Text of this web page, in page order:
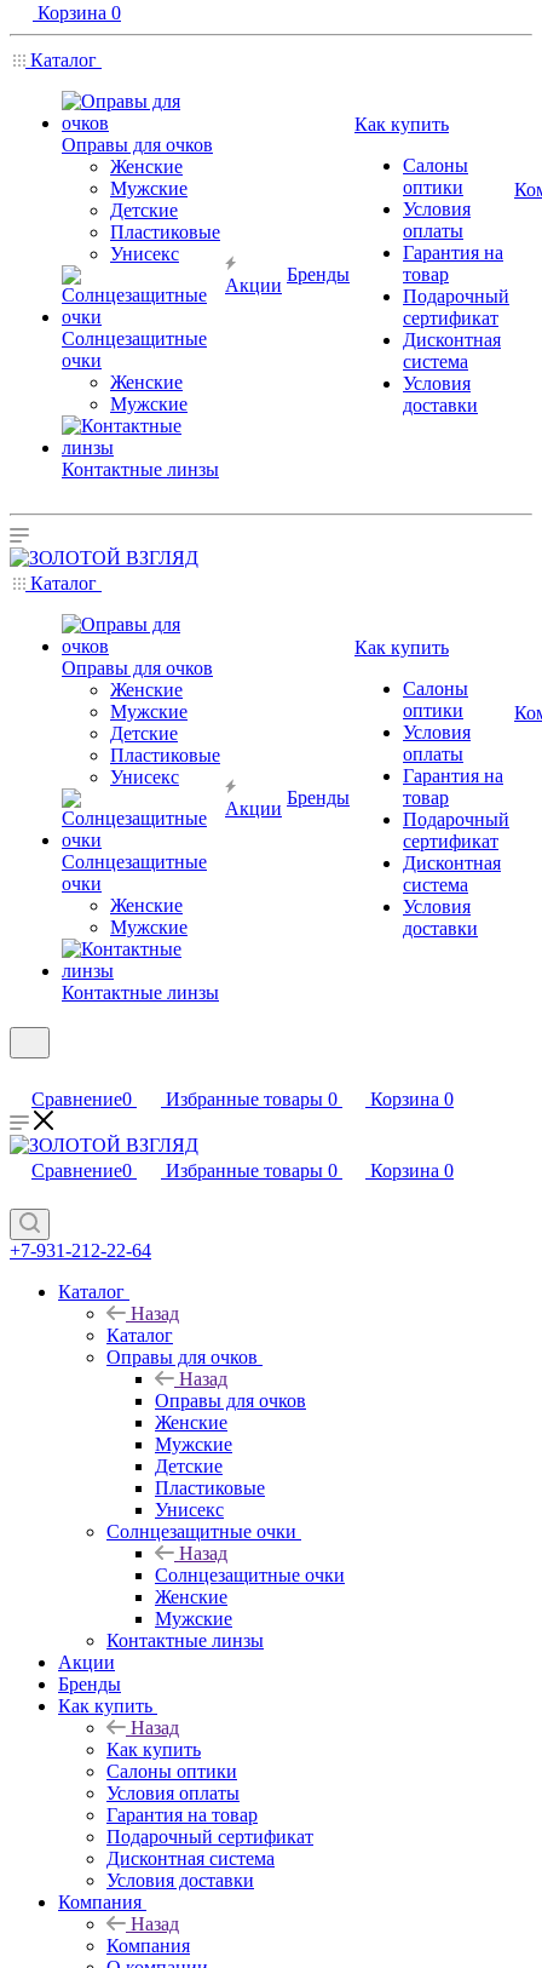
Корзина 0
Каталог
Оправы для очков
Женские
Мужские
Детские
Пластиковые
Унисекс
Солнцезащитные
очки
Женские
Мужские
Контактные линзы
Акции
Бренды
Как купить
Салоны
оптики
Условия
оплаты
Гарантия на
товар
Подарочный
сертификат
Дисконтная
система
Условия
доставки
Каталог
Оправы для очков
Женские
Мужские
Детские
Пластиковые
Унисекс
Солнцезащитные
очки
Женские
Мужские
Контактные линзы
Акции
Бренды
Как купить
Салоны
оптики
Условия
оплаты
Гарантия на
товар
Подарочный
сертификат
Дисконтная
система
Условия
доставки
Сравнение0 Избранные товары 0 Корзина 0
Сравнение0 Избранные товары 0 Корзина 0
+7-931-212-22-64
Каталог
Назад
Каталог
Оправы для очков
Назад
Оправы для очков
Женские
Мужские
Детские
Пластиковые
Унисекс
Солнцезащитные очки
Назад
Солнцезащитные очки
Женские
Мужские
Контактные линзы
Акции
Бренды
Как купить
Назад
Как купить
Салоны оптики
Условия оплаты
Гарантия на товар
Подарочный сертификат
Дисконтная система
Условия доставки
Компания
Назад
Компания